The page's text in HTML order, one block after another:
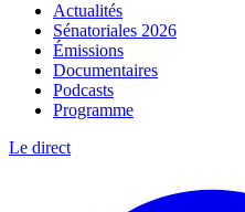
Actualités
Sénatoriales 2026
Émissions
Documentaires
Podcasts
Programme
Le direct